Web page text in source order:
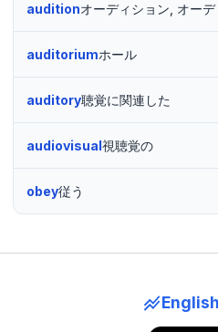
auditionオーディション, オー
auditoriumホール
auditory聴覚に関連した
audiovisual視聴覚の
obey従う
English